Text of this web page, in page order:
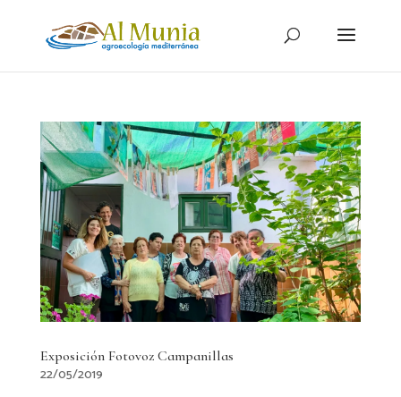
Exposición Fotovoz Campanillas
22/05/2019